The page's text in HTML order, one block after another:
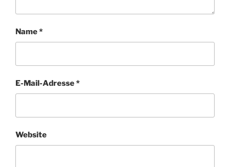
Name*
E-Mail-Adresse*
Website